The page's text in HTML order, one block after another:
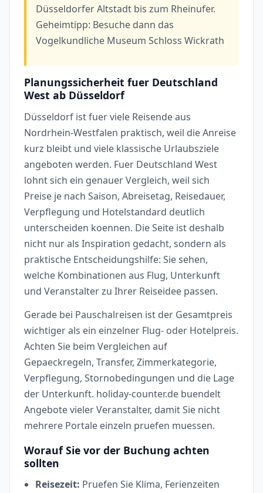
Düsseldorfer Altstadt bis zum Rheinufer.
Geheimtipp: Besuche dann das
Vogelkundliche Museum Schloss Wickrath
Planungssicherheit fuer Deutschland
West ab Düsseldorf
Düsseldorf ist fuer viele Reisende aus
Nordrhein-Westfalen praktisch, weil die Anreise
kurz bleibt und viele klassische Urlaubsziele
angeboten werden. Fuer Deutschland West
lohnt sich ein genauer Vergleich, weil sich
Preise je nach Saison, Abreisetag, Reisedauer,
Verpflegung und Hotelstandard deutlich
unterscheiden koennen. Die Seite ist deshalb
nicht nur als Inspiration gedacht, sondern als
praktische Entscheidungshilfe: Sie sehen,
welche Kombinationen aus Flug, Unterkunft
und Veranstalter zu Ihrer Reiseidee passen.
Gerade bei Pauschalreisen ist der Gesamtpreis
wichtiger als ein einzelner Flug- oder Hotelpreis.
Achten Sie beim Vergleichen auf
Gepaeckregeln, Transfer, Zimmerkategorie,
Verpflegung, Stornobedingungen und die Lage
der Unterkunft. holiday-counter.de buendelt
Angebote vieler Veranstalter, damit Sie nicht
mehrere Portale einzeln pruefen muessen.
Worauf Sie vor der Buchung achten
sollten
Reisezeit: Pruefen Sie Klima, Ferienzeiten